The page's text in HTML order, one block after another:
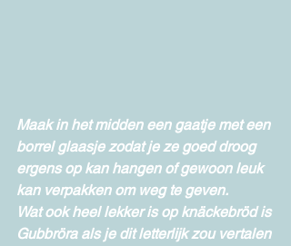
Maak in het midden een gaatje met een
borrel glaasje zodat je ze goed droog
ergens op kan hangen of gewoon leuk
kan verpakken om weg te geven.
Wat ook heel lekker is op knäckebröd is
Gubbröra als je dit letterlijk zou vertalen